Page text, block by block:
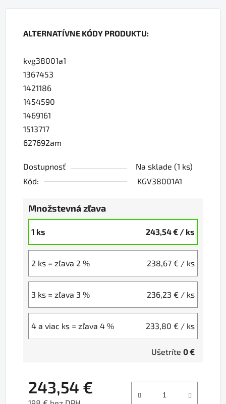
ALTERNATÍVNE KÓDY PRODUKTU:
kvg38001a1
1367453
1421186
1454590
1469161
1513717
627692am
Dostupnosť Na sklade (1 ks)
Kód:
KGV38001A1
Množstevná zľava
1 ks 243,54 € / ks
2 ks = zľava 2 % 238,67 € / ks
3 ks = zľava 3 % 236,23 € / ks
4 a viac ks = zľava 4 % 233,80 € / ks
Ušetríte 0 €
243,54 €